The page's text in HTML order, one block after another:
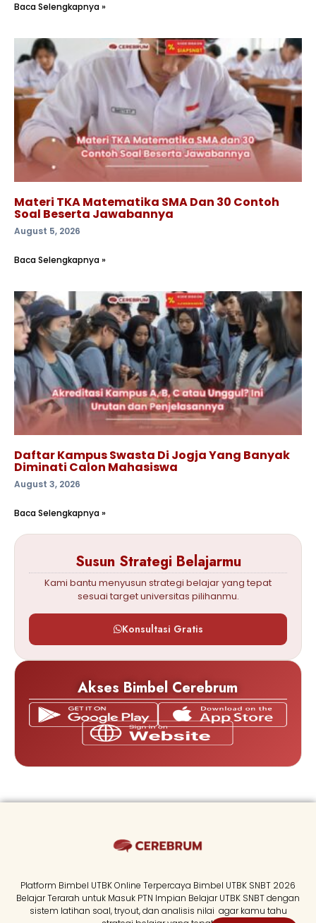
Baca Selengkapnya »
Materi TKA Matematika SMA Dan 30 Contoh
Soal Beserta Jawabannya
August 5, 2026
Baca Selengkapnya »
Daftar Kampus Swasta Di Jogja Yang Banyak
Diminati Calon Mahasiswa
August 3, 2026
Baca Selengkapnya »
Susun Strategi Belajarmu
Kami bantu menyusun strategi belajar yang tepat
sesuai target universitas pilihanmu.
Konsultasi Gratis
Akses Bimbel Cerebrum
Platform Bimbel UTBK Online Terpercaya Bimbel UTBK SNBT 2026
Belajar Terarah untuk Masuk PTN Impian Belajar UTBK SNBT dengan
sistem latihan soal, tryout, dan analisis nilai agar kamu tahu